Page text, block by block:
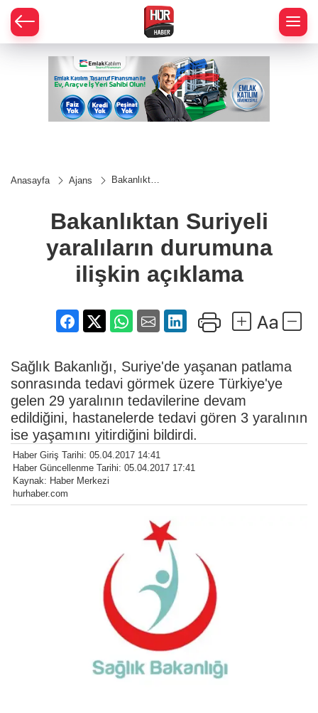
Anasayfa Ajans
Bakanlıktan
durumuna
ilişkin
Bakanlıktan Suriyeli
yaralıların durumuna
ilişkin açıklama
Sağlık Bakanlığı, Suriye'de yaşanan patlama
sonrasında tedavi görmek üzere Türkiye'ye
gelen 29 yaralının tedavilerine devam
edildiğini, hastanelerde tedavi gören 3 yaralının
ise yaşamını yitirdiğini bildirdi.
Haber Giriş Tarihi: 05.04.2017 14:41
Haber Güncellenme Tarihi: 05.04.2017 17:41
Kaynak: Haber Merkezi
hurhaber.com